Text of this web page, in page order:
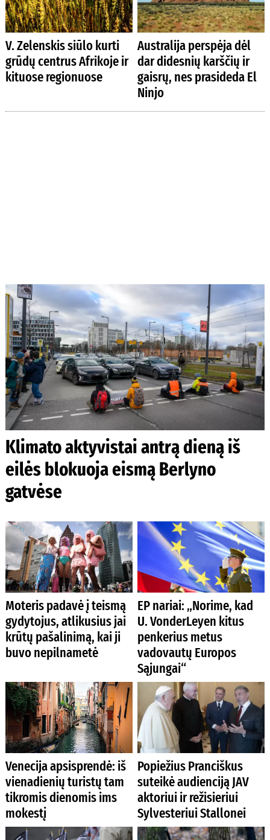
V. Zelenskis siūlo kurti
grūdų centrus Afrikoje ir
kituose regionuose
Australija perspėja dėl
dar didesnių karščių ir
gaisrų, nes prasideda El
Ninjo
Klimato aktyvistai antrą dieną iš
eilės blokuoja eismą Berlyno
gatvėse
Moteris padavė į teismą
gydytojus, atlikusius jai
krūtų pašalinimą, kai ji
buvo nepilnametė
EP nariai: „Norime, kad
U. VonderLeyen kitus
penkerius metus
vadovautų Europos
Sąjungai“
Venecija apsisprendė: iš
vienadienių turistų tam
tikromis dienomis ims
mokestį
Popiežius Pranciškus
suteikė audienciją JAV
aktoriui ir režisieriui
Sylvesteriui Stallonei